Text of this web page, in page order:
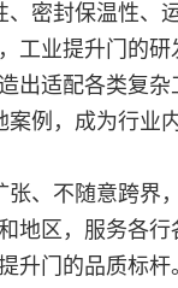
密封保温性、
工业提升门的
出适配各类复
案例，成为行业
、不随意跨界
地区，服务各
升门的品质标杆